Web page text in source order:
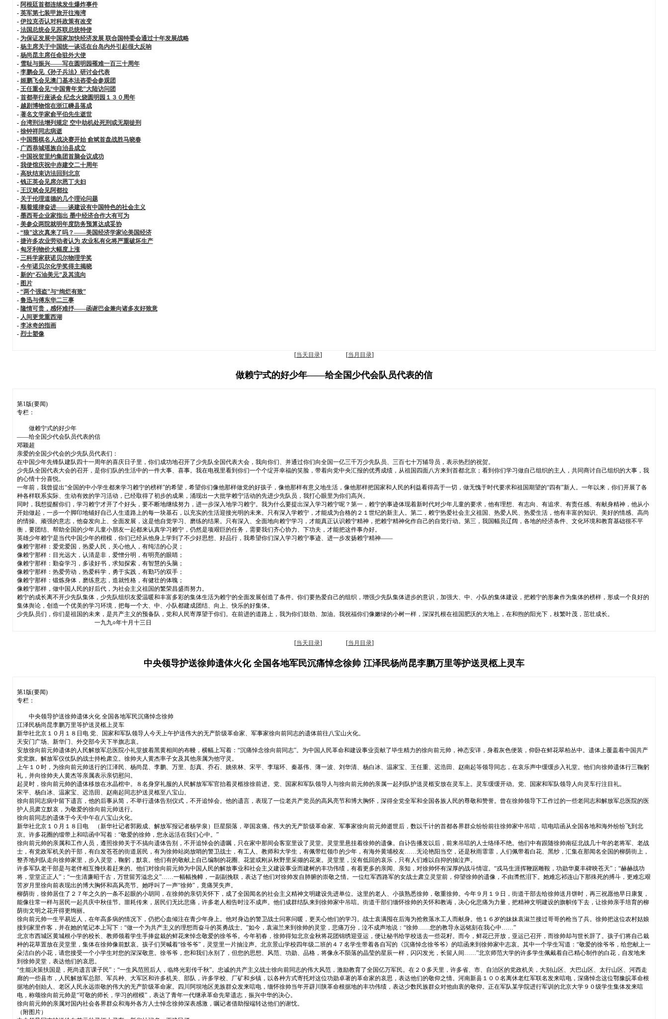
- 阿根廷首都连续发生爆炸事件
- 英军第七装甲旅开往海湾
- 伊拉克否认对科政策有改变
- 法国总统会见苏联总统特使
- 为保证发展中国家加快经济发展 联合国特委会通过十年发展战略
- 杨主席关于中国统一谈话在台岛内外引起很大反响
- 杨尚昆主席任命驻外大使
- 雪耻与振兴——写在圆明园罹难一百三十周年
- 李鹏会见《孙子兵法》研讨会代表
- 姬鹏飞会见澳门基本法咨委会参观团
- 王任重会见“中国青年党”大陆访问团
- 首都举行座谈会 纪念火烧圆明园１３０周年
- 越剧博物馆在浙江嵊县落成
- 著名文学家俞平伯先生逝世
- 台湾刑法增列规定 空中劫机处死刑或无期徒刑
- 徐钟祥同志病逝
- 中国围棋名人战决赛开始 俞斌首盘战胜马晓春
- 广西恭城瑶族自治县成立
- 中国祝贺里约集团首脑会议成功
- 我使馆庆祝中赤建交二十周年
- 高狄结束访法回到北京
- 钱正英会见席尔恩丁夫妇
- 王汉斌会见阿都拉
- 关于伦理道德的几个理论问题
- 顺着规律奋进——谈建设有中国特色的社会主义
- 墨西哥企业家指出 墨中经济合作大有可为
- 美参众两院就明年度防务预算达成妥协
- “狼”这次真来了吗？——美国经济学家论美国经济
- 捷许多农业劳动者认为 农业私有化将严重破坏生产
- 匈牙利物价大幅度上涨
- 三科学家获诺贝尔物理学奖
- 今年诺贝尔化学奖得主揭晓
- 新的“石油美元”及其流向
- 图片
- “两个强盗”与“绚烂有致”
- 鲁迅与傅东华二三事
- 隆情可贵，感怀难抒——函谢巴金兼向诸多友好致意
- 人间更觉重西湖
- 李冰奇的指画
- 烈士塑像
[当天目录] [当月目录]
做赖宁式的好少年——给全国少代会队员代表的信
第1版(要闻)
专栏：
做赖宁式的好少年
——给全国少代会队员代表的信
邓颖超
亲爱的全国少代会的少先队员代表们：
在中国少年先锋队建队四十一周年的喜庆日子里，你们成功地召开了少先队全国代表大会，我向你们、并通过你们向全国一亿三千万少先队员、三百七十万辅导员，表示热烈的祝贺。
少先队全国代表大会的召开，是你们队的生活中的一件大事、喜事。我在电视里看到你们一个个绽开幸福的笑脸，带着向党中央汇报的优秀成绩，从祖国四面八方来到首都北京；看到你们学习做自己组织的主人，共同商讨自己组织的大事，我
的心情十分喜悦。
一年前，我曾提出“全国的中小学生都来学习赖宁的榜样”的希望，希望你们像他那样做党的好孩子，像他那样有意义地生活，像他那样把国家和人民的利益看得高于一切，做无愧于时代要求和祖国期望的“四有”新人。一年以来，你们开展了各
种各样联系实际、生动有效的学习活动，已经取得了初步的成果，涌现出一大批学赖宁活动的先进少先队员，我打心眼里为你们高兴。
同时，我想提醒你们，学习赖宁才开了个好头，要不断地继续努力，进一步深入地学习赖宁。我为什么要提出深入学习赖宁呢？第一，赖宁的事迹体现着新时代对少年儿童的要求，他有理想、有志向、有追求、有责任感、有献身精神，他从小
开始做起，一步一个脚印地铺好自己人生道路上的每一块基石，以充实的生活迎接光明的未来。只有深入学赖宁，才能成为合格的２１世纪的新主人。第二，赖宁热爱社会主义祖国、热爱人民、热爱生活，他有丰富的知识、美好的情感、高尚
的情操、顽强的意志，他奋发向上、全面发展，这是他自觉学习、磨练的结果。只有深入、全面地向赖宁学习，才能真正认识赖宁精神，把赖宁精神化作自己的自觉行动。第三，我国幅员辽阔，各地的经济条件、文化环境和教育基础很不平
衡，要团结、帮助全国的少年儿童小朋友一起都来认真学习赖宁，仍然是项艰巨的任务，需要我们齐心协力、下功夫，才能把这件事办好。
英雄少年赖宁是当代中国少年的楷模，你们已经从他身上学到了不少好思想、好品行，我希望你们深入学习赖宁事迹、进一步发扬赖宁精神——
像赖宁那样：爱党爱国，热爱人民，关心他人，有纯洁的心灵；
像赖宁那样：目光远大，认清是非，爱憎分明，有明亮的眼睛；
像赖宁那样：勤奋学习，多读好书，求知探索，有智慧的头脑；
像赖宁那样：热爱劳动，热爱科学，勇于实践，有勤巧的双手；
像赖宁那样：锻炼身体，磨练意志，造就性格，有健壮的体魄；
像赖宁那样，做中国人民的好后代，为社会主义祖国的繁荣昌盛而努力。
赖宁的成长离不开少先队集体，少先队组织友爱温暖和丰富多彩的集体生活为赖宁的全面发展创造了条件。你们要热爱自己的组织，增强少先队集体进步的意识，加强大、中、小队的集体建设，把赖宁的形象作为集体的榜样，形成一个良好的
集体舆论，创造一个优美的学习环境，把每一个大、中、小队都建成团结、向上、快乐的好集体。
少先队员们，你们是祖国的未来，是共产主义的预备队，党和人民寄厚望于你们。在前进的道路上，我为你们鼓劲、加油。我祝福你们像嫩绿的小树一样，深深扎根在祖国肥沃的大地上，在和煦的阳光下，枝繁叶茂，茁壮成长。
一九九○年十月十三日
[当天目录] [当月目录]
中央领导护送徐帅遗体火化 全国各地军民沉痛悼念徐帅 江泽民杨尚昆李鹏万里等护送灵柩上灵车
第1版(要闻)
专栏：
中央领导护送徐帅遗体火化 全国各地军民沉痛悼念徐帅
江泽民杨尚昆李鹏万里等护送灵柩上灵车
新华社北京１０月１８日电 党、国家和军队领导人今天上午护送伟大的无产阶级革命家、军事家徐向前同志的遗体前往八宝山火化。
天安门广场、新华门、外交部今天下半旗志哀。
安放徐向前元帅遗体的人民解放军总医院小礼堂披着黑黄相间的布幔，横幅上写着：“沉痛悼念徐向前同志”。为中国人民革命和建设事业贡献了毕生精力的徐向前元帅，神态安详，身着灰色便装，仰卧在鲜花翠柏丛中。遗体上覆盖着中国共产
党党旗。解放军仪仗队的战士持枪肃立。徐帅夫人黄杰率子女及其他亲属为他守灵。
上午１０时，为徐向前元帅送行的江泽民、杨尚昆、李鹏、万里、彭真、乔石、姚依林、宋平、李瑞环、秦基伟、薄一波、刘华清、杨白冰、温家宝、王任重、迟浩田、赵南起等领导同志，在哀乐声中缓缓步入礼堂。他们向徐帅遗体行三鞠躬
礼，并向徐帅夫人黄杰等亲属表示亲切慰问。
起灵时，徐向前元帅的遗体移放在水晶棺中。８名身穿礼服的人民解放军军官抬着灵柩徐徐前进。党、国家和军队领导人与徐向前元帅的亲属一起列队护送灵柩安放在灵车上。灵车缓缓开动。党、国家和军队领导人向灵车行注目礼。
宋平、杨白冰、温家宝、迟浩田、赵南起同志护送灵柩至八宝山。
徐向前同志病中留下遗言，他的后事从简，不举行遗体告别仪式，不开追悼会。他的遗言，表现了一位老共产党员的高风亮节和博大胸怀，深得全党全军和全国各族人民的尊敬和赞誉。曾在徐帅领导下工作过的一些老同志和解放军总医院的医
护人员肃立默哀，为敬爱的徐向前元帅送行。
徐向前同志的遗体于今天中午在八宝山火化。
新华社北京１０月１８日电 （新华社记者郭殿成、解放军报记者杨学泉）巨星陨落，举国哀痛。伟大的无产阶级革命家、军事家徐向前元帅逝世后，数以千计的首都各界群众纷纷前往徐帅家中吊唁，唁电唁函从全国各地和海外纷纷飞到北
京。许多花圈的缎带上和唁函中写着：“敬爱的徐帅，您永远活在我们心中。”
徐向前元帅的亲属和工作人员，遵照徐帅关于不搞向遗体告别，不开追悼会的遗嘱，只在家中那间会客室里设了灵堂。灵堂里悬挂着徐帅的遗像。自讣告播发以后，前来吊唁的人士络绎不绝。他们中有跟随徐帅南征北战几十年的老将军、老战
士，有党政军机关的干部，有白发苍苍的街道居民，有为徐帅站岗放哨的警卫战士，有工人、教师和大学生，有佩带红领巾的少年，有海外黄埔校友……无论艳阳当空，还是秋雨霏霏，人们佩带着白花、黑纱，汇集在那闻名全国的柳荫街上，
整齐地列队走向徐帅家里，步入灵堂，鞠躬，默哀。他们有的敬献上自己编制的花圈、花篮或刚从秋野里采撷的花束。灵堂里，没有低回的哀乐，只有人们难以自抑的抽泣声。
许多军队老干部是与老伴相互搀扶着赶来的。他们对徐向前元帅为中国人民的解放事业和社会主义建设事业而建树的丰功伟绩，有着更多的亲闻、亲知，对徐帅怀有深厚的战斗情谊。“戎马生涯挥鞭踞雕鞍，功勋华夏丰碑映苍天”；“赫赫战功
将，堂堂正正人”；“一生清廉昭千古，万世留芳溢忠义”……一幅幅挽幛，一副副挽联，表达了他们对徐帅发自肺腑的崇敬之情。一位红军西路军的女战士肃立灵堂前，仰望徐帅的遗像，不由潸然泪下。她难忘祁连山下那殊死的搏斗，更难忘艰
苦岁月里徐向前表现出的博大胸怀和高风亮节。她呼叫了一声“徐帅”，竟痛哭失声。
柳荫街，徐帅居住了２７年之久的一条不起眼的小胡同，在徐帅的亲切关怀下，成了全国闻名的社会主义精神文明建设先进单位。这里的老人、小孩熟悉徐帅，敬重徐帅。今年９月１９日，街道干部去给徐帅送月饼时，再三祝愿他早日康复，
能像往常一样与居民一起共庆中秋佳节。噩耗传来，居民们无比悲痛，许多老人相告时泣不成声。他们成群结队来到徐帅家中吊唁。街道干部们缅怀徐帅的关怀和教诲，决心化悲痛为力量，把精神文明建设的旗帜传下去，让徐帅亲手培育的柳
荫街文明之花开得更绚丽。
徐向前元帅一生平易近人，在年高多病的情况下，仍把心血倾注在青少年身上。他对身边的警卫战士问寒问暖，更关心他们的学习。战士袁满囤在后海为抢救落水工人而献身。他１６岁的妹妹袁淑兰接过哥哥的枪当了兵。徐帅把这位农村姑娘
接到家里作客，并在她的笔记本上写下：“做一个为共产主义的理想而奋斗的英勇战士。”如今，袁淑兰来到徐帅的灵堂，悲痛万分，泣不成声地说：“徐帅……您的教导永远铭刻在我心中……”
北京市西城区黄城根小学的校长、教师领着学生手捧盆栽的鲜花来悼念敬爱的徐爷爷。今年初春，徐帅得知北京金秋将花团锦绣迎亚运，便让秘书给学校送去一些花籽。而今，鲜花已开放，亚运已召开，而徐帅却与世长辞了。孩子们将自己栽
种的花草置放在灵堂里，集体在徐帅像前默哀。孩子们哭喊着“徐爷爷”，灵堂里一片抽泣声。北京景山学校四年级二班的４７名学生带着各自写的《沉痛悼念徐爷爷》的唁函来到徐帅家中志哀。其中一个学生写道：“敬爱的徐爷爷，给您献上一
朵洁白的小花，请您接受一个小学生对您的深深敬意。徐爷爷，您和我们永别了，但您的思想、风范、功勋、品格，将像永不陨落的晶莹的星辰一样，闪闪发光，长留人间……”北京师范大学的许多学生佩戴着自己精心制作的白花，自发地来
到徐帅灵堂，表达他们的哀思。
“生能决策扶国是，死尚遗言课子民”；“一生风范照后人，临终光彩传千秋”。忠诚的共产主义战士徐向前同志的伟大风范，激励教育了全国亿万军民。在２０多天里，许多省、市、自治区的党政机关，大别山区、大巴山区、太行山区、河西走
廊的一些县市，人民解放军总部、军兵种、大军区和许多机关、部队，许多学校、厂矿和乡镇，以各种方式寄托对这位功勋卓著的革命家的哀思，表达他们的敬仰之情。河南新县１００名离休老红军联名发来唁电，深痛悼念这位鄂豫皖革命根
据地的创始人、老区人民永远崇敬的伟大的无产阶级革命家。四川阿坝地区羌族群众发来唁电，缅怀徐帅当年开辟川陕革命根据地的丰功伟绩，表达少数民族群众对他由衷的敬仰。正在军队某学院进行军训的北京大学９０级学生集体发来唁
电，称颂徐向前元帅是“可敬的师长，学习的楷模”，表达了青年一代继承革命先辈遗志，振兴中华的决心。
徐向前元帅的亲属对国内社会各界群众和海外各方人士悼念徐帅深表感激，嘱记者借助报端转达他们的谢忱。
（附图片）